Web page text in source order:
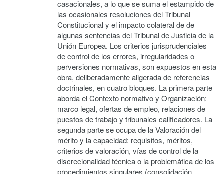
casacionales, a lo que se suma el estampido de
las ocasionales resoluciones del Tribunal
Constitucional y el impacto colateral de de
algunas sentencias del Tribunal de Justicia de la
Unión Europea. Los criterios jurisprudenciales
de control de los errores, irregularidades o
perversiones normativas, son expuestos en esta
obra, deliberadamente aligerada de referencias
doctrinales, en cuatro bloques. La primera parte
aborda el Contexto normativo y Organización:
marco legal, ofertas de empleo, relaciones de
puestos de trabajo y tribunales calificadores. La
segunda parte se ocupa de la Valoración del
mérito y la capacidad: requisitos, méritos,
criterios de valoración, vías de control de la
discrecionalidad técnica o la problemática de los
procedimientos singulares (consolidación,